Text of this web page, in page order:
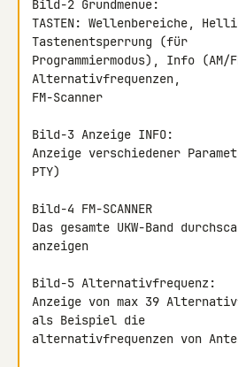
Bild-2 Grundmenue:
TASTEN: Wellenbereiche,
Tastenentsperrung (für
Programmiermodus), Info (AM/
Alternativfrequenzen,
FM-Scanner
Bild-3 Anzeige INFO:
Anzeige verschiedener
PTY)
Bild-4 FM-SCANNER
Das gesamte UKW-Band
anzeigen
Bild-5 Alternativfrequenz:
Anzeige von max 39
als Beispiel die
alternativfrequenzen von